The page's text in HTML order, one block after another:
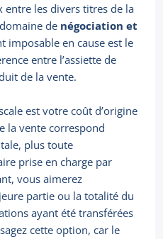
les divers titres de la
de négociation et
imposable en cause est le
entre l’assiette de
de la vente.
est votre coût d’origine
la vente correspond
plus toute
prise en charge par
vous aimerez
partie ou la totalité du
ayant été transférées
cette option, car le